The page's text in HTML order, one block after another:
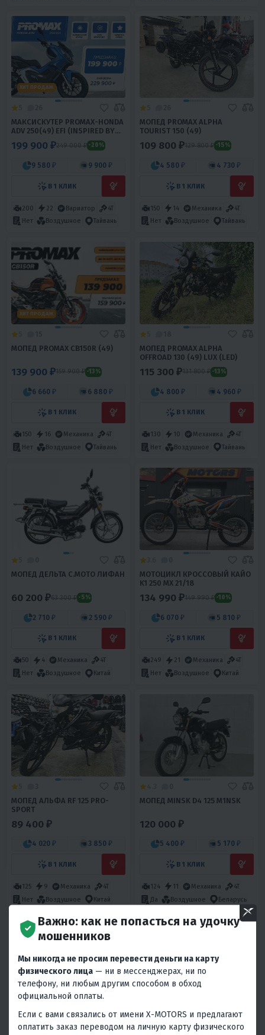
ХИТ ПРОДАЖ
МАКСИСКУТЕР PROMAX-HONDA
ADV 250(49) EFI (INSPIRED BY
199 900 ₽249 000 ₽ -20%
9 580 ₽ 9 900 ₽
В 1 КЛИК
200 22 Вариатор
4T
Нет
Воздушное Тайвань
МОПЕД PROMAX ALPHA
TOURIST 150 (49)
109 800 ₽129 800 ₽ -15%
4 580 ₽ 4 730 ₽
В 1 КЛИК
150 14 Механика
4T
Нет
Воздушное Тайвань
ХИТ ПРОДАЖ
МОПЕД PROMAX CB150R (49)
139 900 ₽159 900 ₽ -13%
6 660 ₽ 6 880 ₽
В 1 КЛИК
150 16 Механика
4T
Нет
Воздушное Тайвань
МОПЕД PROMAX ALPHA
OFFROAD 130 (49) LUX (LED)
115 300 ₽131 800 ₽ -13%
4 800 ₽ 4 960 ₽
В 1 КЛИК
130 10 Механика
4T
Нет
Воздушное Тайвань
МОПЕД ДЕЛЬТА С.МОТО ЛИФАН
60 200 ₽63 300 ₽ -5%
2 710 ₽ 2 590 ₽
В 1 КЛИК
50 4 Механика
4T
Нет
Воздушное Китай
МОТОЦИКЛ КРОССОВЫЙ КАЙО
K1 250 MX 21/18
134 990 ₽149 990 ₽ -10%
6 070 ₽ 5 810 ₽
В 1 КЛИК
249 21 Механика
4T
Нет
Воздушное Китай
МОПЕД АЛЬФА RF 125 PRO-
SPORT
89 400 ₽
4 020 ₽ 3 850 ₽
В 1 КЛИК
125 9 Механика
4T
Нет
Воздушное Китай
МОПЕД MINSK D4 125 M1NSK
120 000 ₽
5 400 ₽ 5 170 ₽
В 1 КЛИК
124 11 Механика
4T
Да
Воздушное Беларусь
ХИТ ПРОДАЖ
5 22
МОПЕД PROMAX ALPHA RIVA
5 0
ПИТ-БАЙК С.МОТО KXD 607
Важно: как не попасться на удочку
мошенников
Мы никогда не просим перевести деньги на карту
физического лица — ни в мессенджерах, ни по
телефону, ни любым другим способом в обход
официальной оплаты.
Если с вами связались от имени X-MOTORS и предлагают
оплатить заказ переводом на личную карту физического